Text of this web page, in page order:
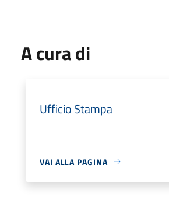
A cura di
Ufficio Stampa
VAI ALLA PAGINA